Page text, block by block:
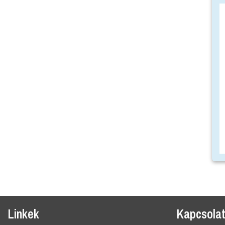
Linkek Kapcsolat